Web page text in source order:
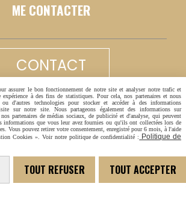
ME CONTACTER
CONTACT
LIVRAISON RAPIDE
assurer le bon fonctionnement de notre site et analyser notre trafic et
à des fins de statistiques. Pour cela, nos partenaires et nous
d'autres technologies pour stocker et accéder à des informations
sur notre site. Nous partageons également des informations sur
partenaires de médias sociaux, de publicité et d'analyse, qui peuvent
informations que vous leur avez fournies ou qu'ils ont collectées lors de
Vous pouvez retirer votre consentement, enregistré pour 6 mois, à l'aide
Cookies ». Voir notre politique de confidentialité :
Politique de
TOUT REFUSER TOUT ACCEPTER